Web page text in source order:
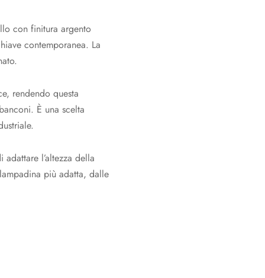
con finitura argento
contemporanea. La
rendendo questa
È una scelta
l’altezza della
più adatta, dalle